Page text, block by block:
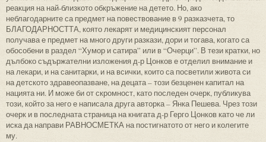
реакция на най-близкото обкръжение на детето. Но, ако
неблагодарните са предмет на повествование в 9 разказчета, то
БЛАГОДАРНОСТТА, която лекарят и медицинският персонал
получава е предмет на много други разкази, дори и тогава, когато са
обособени в раздел “Хумор и сатира” или в “Очерци”. В тези кратки, но
дълбоко съдържателни изложения д-р Цонков е отделил внимание и
на лекари, и на санитарки, и на всички, които са посветили живота си
на детското здравеопазване, на децата – този безценен капитал на
нацията ни. И може би от скромност, като последен очерк, публикува
този, който за него е написала друга авторка – Янка Пешева. Чрез този
очерк и в последната страница на книгата д-р Герго Цонков като че ли
иска да направи РАВНОСМЕТКА на постигнатото от него и колегите
му.